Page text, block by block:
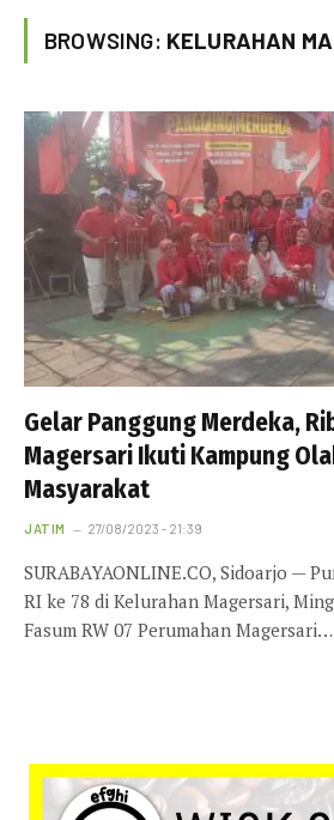
BROWSING: KELURAHAN
Gelar Panggung Merdeka,
Magersari Ikuti Kampung
Masyarakat
JATIM 27/08/2023 - 21:39
SURABAYAONLINE.CO, Sidoarjo —
RI ke 78 di Kelurahan Magersari,
Fasum RW 07 Perumahan Magersari…